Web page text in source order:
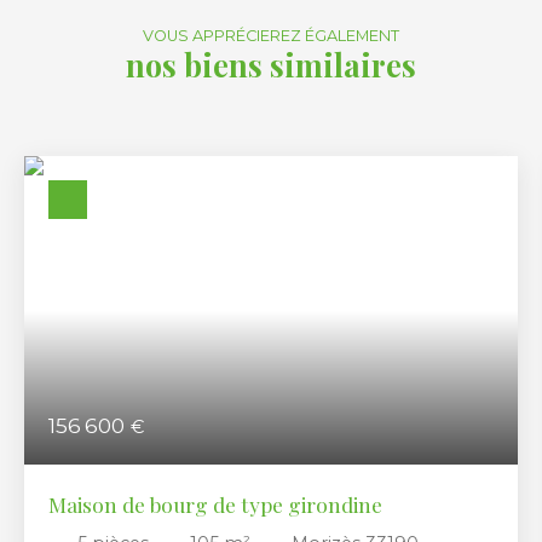
VOUS APPRÉCIEREZ ÉGALEMENT
nos biens similaires
156 600 €
Maison de bourg de type girondine